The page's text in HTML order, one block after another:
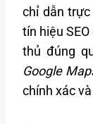
chỉ dẫn
tín hiệu
thủ đúng
Google
chính xác